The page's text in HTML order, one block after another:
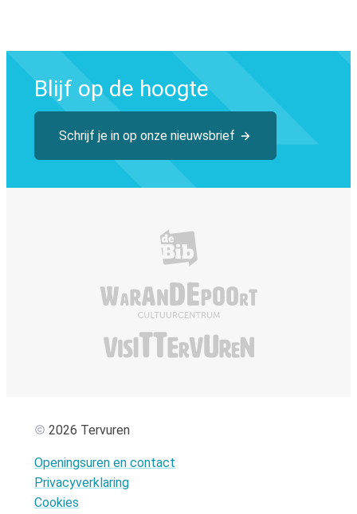
Blijf op de hoogte
Schrijf je in op onze nieuwsbrief
De
Visit Tervuren
2026 Tervuren
Openingsuren en contact
Privacyverklaring
Cookies